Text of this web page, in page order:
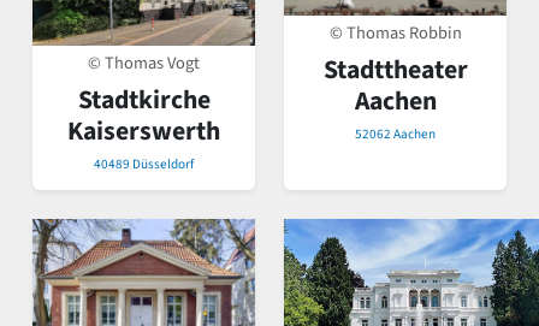
© Thomas Vogt
Stadtkirche
Kaiserswerth
40489 Düsseldorf
© Thomas Robbin
Stadttheater
Aachen
52062 Aachen